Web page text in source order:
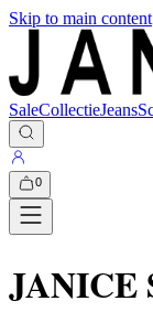
Skip to main content
SaleCollectieJeans
0
JANICE